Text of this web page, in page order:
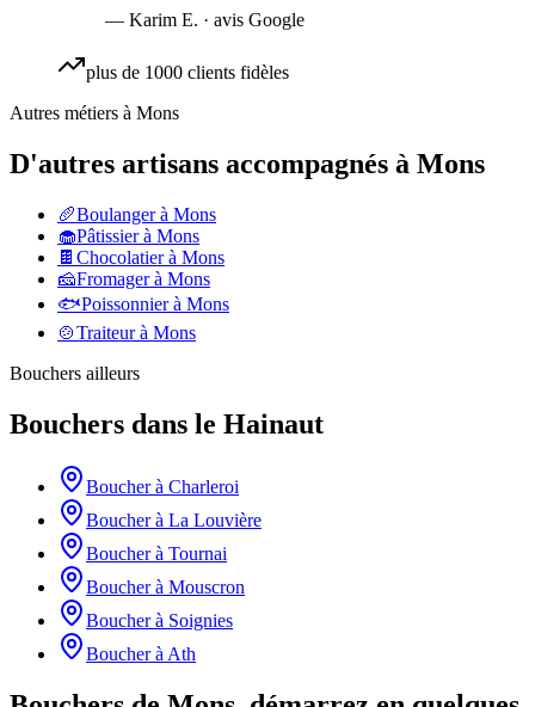
— Karim E. · avis Google
plus de 1000 clients fidèles
Autres métiers à Mons
D'autres artisans accompagnés à Mons
🥖Boulangerà Mons
🧁Pâtissierà Mons
🍫 Chocolatierà Mons
🧀Fromagerà Mons
🐟Poissonnierà Mons
🍲Traiteurà Mons
Bouchers ailleurs
Bouchers dans le Hainaut
Boucherà Charleroi
Boucherà La Louvière
Boucherà Tournai
Boucherà Mouscron
Boucherà Soignies
Boucherà Ath